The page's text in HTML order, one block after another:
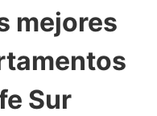
mejores
Sur